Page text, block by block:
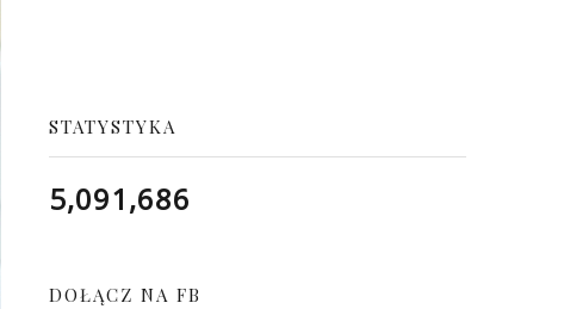
STATYSTYKA
5,091,686
DOŁĄCZ NA FB